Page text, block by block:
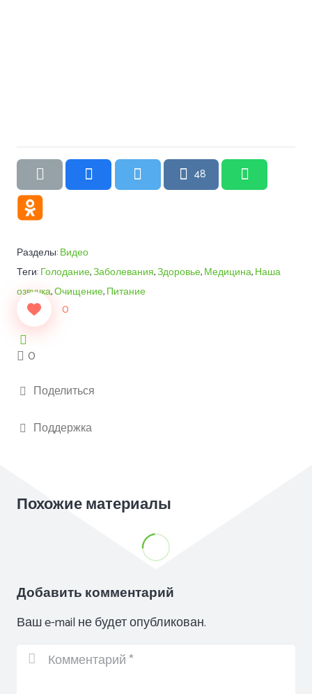
48
Разделы:Видео
Теги:Голодание,Заболевания,Здоровье,Медицина,Наша
озвучка,Очищение,Питание
0
0
Поделиться
Поддержка
Похожие материалы
Добавить комментарий
Ваш e-mail не будет опубликован.